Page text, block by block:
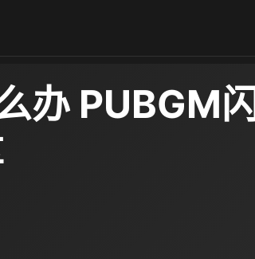
办 PUBGM闪